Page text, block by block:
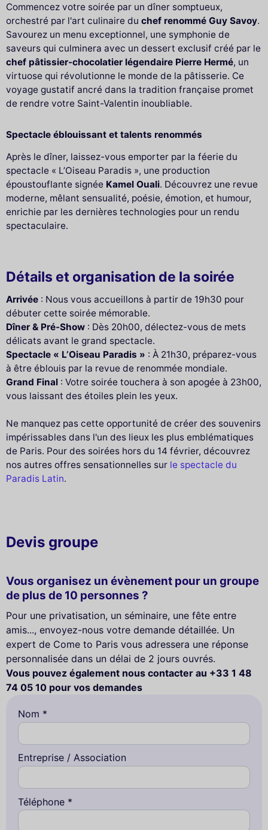
Commencez votre soirée par un dîner somptueux,
orchestré par l'art culinaire du chef renommé Guy Savoy.
Savourez un menu exceptionnel, une symphonie de
saveurs qui culminera avec un dessert exclusif créé par le
chef pâtissier-chocolatier légendaire Pierre Hermé, un
virtuose qui révolutionne le monde de la pâtisserie. Ce
voyage gustatif ancré dans la tradition française promet
de rendre votre Saint-Valentin inoubliable.
Spectacle éblouissant et talents renommés
Après le dîner, laissez-vous emporter par la féerie du
spectacle « L’Oiseau Paradis », une production
époustouflante signée Kamel Ouali. Découvrez une revue
moderne, mêlant sensualité, poésie, émotion, et humour,
enrichie par les dernières technologies pour un rendu
spectaculaire.
Détails et organisation de la soirée
Arrivée : Nous vous accueillons à partir de 19h30 pour
débuter cette soirée mémorable.
Dîner & Pré-Show : Dès 20h00, délectez-vous de mets
délicats avant le grand spectacle.
Spectacle « L’Oiseau Paradis » : À 21h30, préparez-vous
à être éblouis par la revue de renommée mondiale.
Grand Final : Votre soirée touchera à son apogée à 23h00,
vous laissant des étoiles plein les yeux.
Ne manquez pas cette opportunité de créer des souvenirs
impérissables dans l'un des lieux les plus emblématiques
de Paris. Pour des soirées hors du 14 février, découvrez
nos autres offres sensationnelles sur le spectacle du
Paradis Latin.
Devis groupe
Vous organisez un évènement pour un groupe
de plus de 10 personnes ?
Pour une privatisation, un séminaire, une fête entre
amis..., envoyez-nous votre demande détaillée. Un
expert de Come to Paris vous adressera une réponse
personnalisée dans un délai de 2 jours ouvrés.
Vous pouvez également nous contacter au +33 1 48
74 05 10 pour vos demandes
Nom *
Entreprise / Association
Téléphone *